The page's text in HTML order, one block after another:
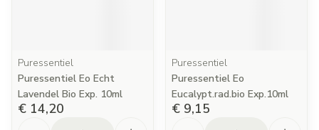
Puressentiel
Puressentiel Eo Echt
Lavendel Bio Exp. 10ml
€ 14,20
Puressentiel
Puressentiel Eo
Eucalypt.rad.bio Exp.10ml
€ 9,15